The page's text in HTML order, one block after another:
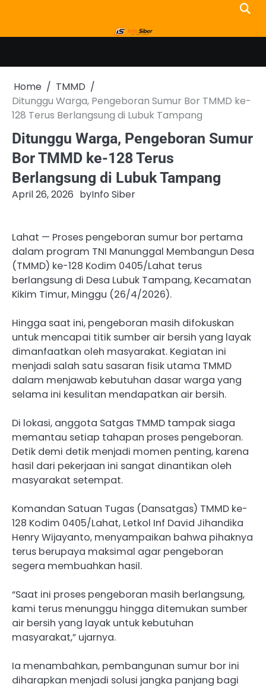
content
Home
TMMD
Ditunggu Warga, Pengeboran Sumur Bor TMMD ke-
128 Terus Berlangsung di Lubuk Tampang
Ditunggu Warga, Pengeboran Sumur
Bor TMMD ke-128 Terus
Berlangsung di Lubuk Tampang
April 26, 2026 byInfo Siber
Lahat — Proses pengeboran sumur bor pertama
dalam program TNI Manunggal Membangun Desa
(TMMD) ke-128 Kodim 0405/Lahat terus
berlangsung di Desa Lubuk Tampang, Kecamatan
Kikim Timur, Minggu (26/4/2026).
Hingga saat ini, pengeboran masih difokuskan
untuk mencapai titik sumber air bersih yang layak
dimanfaatkan oleh masyarakat. Kegiatan ini
menjadi salah satu sasaran fisik utama TMMD
dalam menjawab kebutuhan dasar warga yang
selama ini kesulitan mendapatkan air bersih.
Di lokasi, anggota Satgas TMMD tampak siaga
memantau setiap tahapan proses pengeboran.
Detik demi detik menjadi momen penting, karena
hasil dari pekerjaan ini sangat dinantikan oleh
masyarakat setempat.
Komandan Satuan Tugas (Dansatgas) TMMD ke-
128 Kodim 0405/Lahat, Letkol Inf David Jihandika
Henry Wijayanto, menyampaikan bahwa pihaknya
terus berupaya maksimal agar pengeboran
segera membuahkan hasil.
“Saat ini proses pengeboran masih berlangsung,
kami terus menunggu hingga ditemukan sumber
air bersih yang layak untuk kebutuhan
masyarakat,” ujarnya.
Ia menambahkan, pembangunan sumur bor ini
diharapkan menjadi solusi jangka panjang bagi